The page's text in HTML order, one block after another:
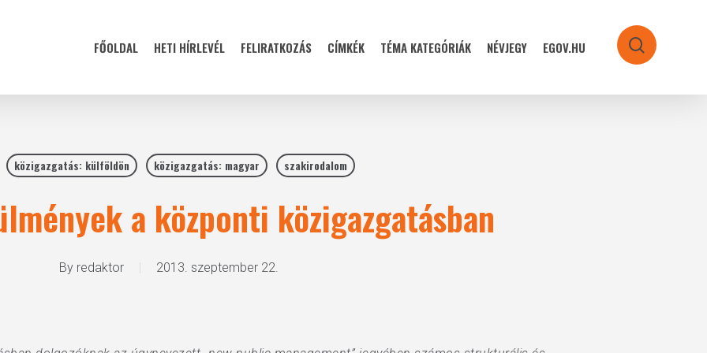
FŐOLDAL HETI HÍRLEVÉL FELIRATKOZÁS CÍMKÉK TÉMA KATEGÓRIÁK NÉVJEGY EGOV.HU search
közigazgatás: külföldön közigazgatás: magyar szakirodalom
a központi közigazgatásban
By redaktor 2013. szeptember 22.